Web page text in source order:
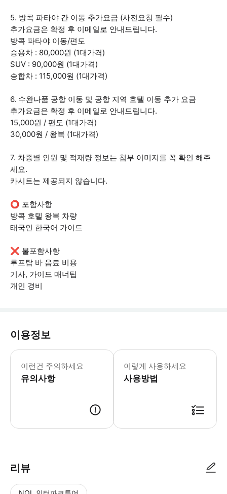
5. 방콕 파타야 간 이동 추가요금 (사전요청 필수)
추가요금은 확정 후 이메일로 안내드립니다.
방콕 파타야 이동/편도
승용차 : 80,000원 (1대가격)
SUV : 90,000원 (1대가격)
승합차 : 115,000원 (1대가격)
6. 수완나품 공항 이동 및 공항 지역 호텔 이동 추가 요금
추가요금은 확정 후 이메일로 안내드립니다.
15,000원 / 편도 (1대가격)
30,000원 / 왕복 (1대가격)
7. 차종별 인원 및 적재량 정보는 첨부 이미지를 꼭 확인 해주
세요.
카시트는 제공되지 않습니다.
⭕ 포함사항
방콕 호텔 왕복 차량
태국인 한국어 가이드
❌ 불포함사항
루프탑 바 음료 비용
기사, 가이드 매너팁
개인 경비
이용정보
이런건 주의하세요
유의사항
이렇게 사용하세요
사용방법
리뷰